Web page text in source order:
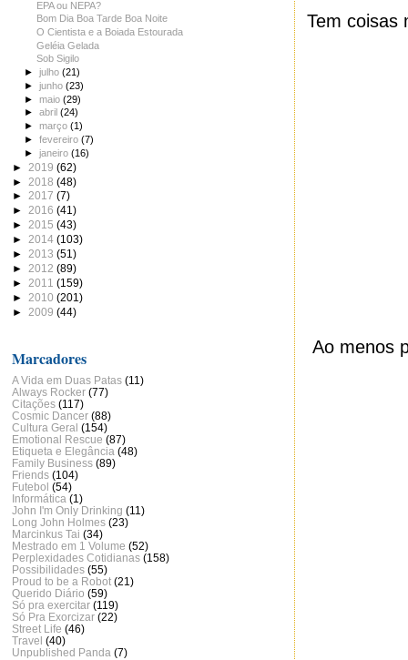
Tem coisas
Ao menos
EPA ou NEPA?
Bom Dia Boa Tarde Boa Noite
O Cientista e a Boiada Estourada
Geléia Gelada
Sob Sigilo
►julho(21)
►junho(23)
►maio(29)
►abril(24)
►março(1)
►fevereiro(7)
►janeiro(16)
► 2019 (62)
► 2018 (48)
► 2017 (7)
► 2016 (41)
► 2015 (43)
► 2014 (103)
► 2013 (51)
► 2012 (89)
► 2011 (159)
► 2010 (201)
► 2009 (44)
Marcadores
A Vida em Duas Patas (11)
Always Rocker (77)
Citações (117)
Cosmic Dancer (88)
Cultura Geral (154)
Emotional Rescue (87)
Etiqueta e Elegância (48)
Family Business (89)
Friends (104)
Futebol (54)
Informática (1)
John I'm Only Drinking (11)
Long John Holmes (23)
Marcinkus Tai (34)
Mestrado em 1 Volume (52)
Perplexidades Cotidianas (158)
Possibilidades (55)
Proud to be a Robot (21)
Querido Diário (59)
Só pra exercitar (119)
Só Pra Exorcizar (22)
Street Life (46)
Travel (40)
Unpublished Panda (7)